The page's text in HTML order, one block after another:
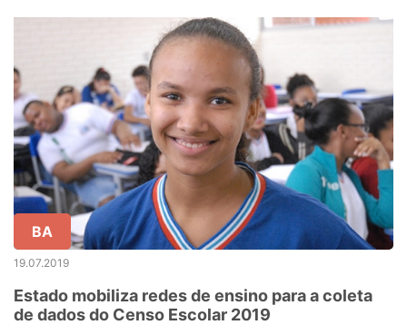
BA
19.07.2019
Estado mobiliza redes de ensino para a coleta
de dados do Censo Escolar 2019